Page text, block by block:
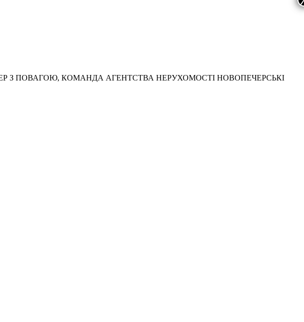
ПОВАГОЮ, КОМАНДА АГЕНТСТВА НЕРУХОМОСТІ НОВОПЕЧЕРСЬКІ